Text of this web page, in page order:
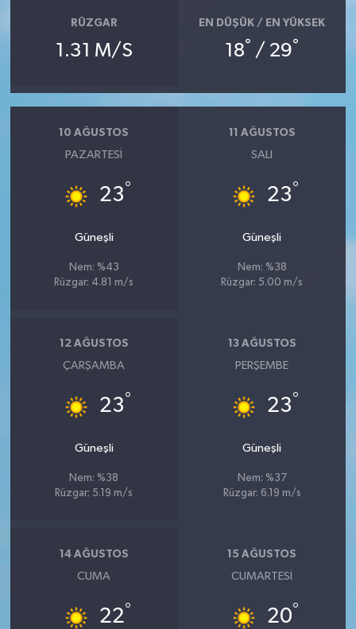
RÜZGAR
1.31 M/S
EN DÜŞÜK / EN YÜKSEK
18° / 29°
10 AĞUSTOS
PAZARTESI
23°
Güneşli
Nem: %43
Rüzgar: 4.81 m/s
11 AĞUSTOS
SALI
23°
Güneşli
Nem: %38
Rüzgar: 5.00 m/s
12 AĞUSTOS
ÇARŞAMBA
23°
Güneşli
Nem: %38
Rüzgar: 5.19 m/s
13 AĞUSTOS
PERŞEMBE
23°
Güneşli
Nem: %37
Rüzgar: 6.19 m/s
14 AĞUSTOS
CUMA
22°
15 AĞUSTOS
CUMARTESI
20°